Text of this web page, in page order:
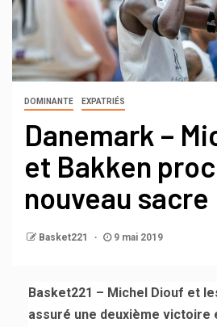
DOMINANTE EXPATRIÉS
Danemark –
et Bakken
nouveau sacre
Basket221 9 mai 2019
Basket221 – Michel Diouf et
assuré une deuxième victoire